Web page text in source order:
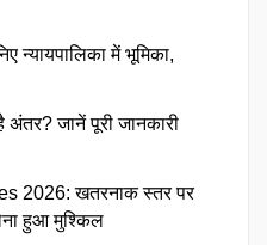
न्यायपालिका में भूमिका,
अंतर? जानें पूरी जानकारी
2026: खतरनाक स्तर पर
हुआ मुश्किल